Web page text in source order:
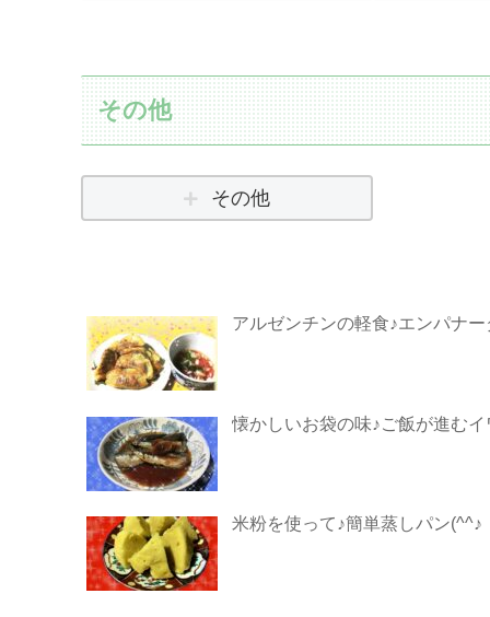
その他
その他
アルゼンチンの軽食♪エンパナ
懐かしいお袋の味♪ご飯が進む
米粉を使って♪簡単蒸しパン(^^♪